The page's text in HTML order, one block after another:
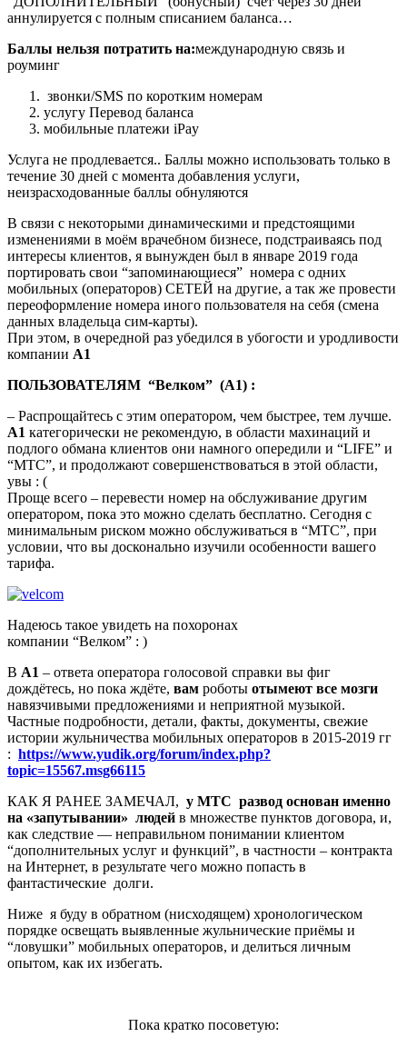
аннулируется с полным списанием баланса…
Баллы нельзя потратить на:международную связь и
роуминг
звонки/SMS по коротким номерам
услугу Перевод баланса
мобильные платежи iPay
Услуга не продлевается.. Баллы можно использовать только в
течение 30 дней с момента добавления услуги,
неизрасходованные баллы обнуляются
В связи с некоторыми динамическими и предстоящими
изменениями в моём врачебном бизнесе, подстраиваясь под
интересы клиентов, я вынужден был в январе 2019 года
портировать свои “запоминающиеся” номера с одних
мобильных (операторов) СЕТЕЙ на другие, а так же провести
переоформление номера иного пользователя на себя (смена
данных владельца сим-карты).
При этом, в очередной раз убедился в убогости и уродливости
компании А1
ПОЛЬЗОВАТЕЛЯМ “Велком” (А1) :
– Распрощайтесь с этим оператором, чем быстрее, тем лучше.
А1 категорически не рекомендую, в области махинаций и
подлого обмана клиентов они намного опередили и “LIFE” и
“МТС”, и продолжают совершенствоваться в этой области,
увы : (
Проще всего – перевести номер на обслуживание другим
оператором, пока это можно сделать бесплатно. Сегодня с
минимальным риском можно обслуживаться в “МТС”, при
условии, что вы досконально изучили особенности вашего
тарифа.
Надеюсь такое увидеть на похоронах
компании “Велком” : )
В А1 – ответа оператора голосовой справки вы фиг
дождётесь, но пока ждёте, вам роботы отымеют все мозги
навязчивыми предложениями и неприятной музыкой.
Частные подробности, детали, факты, документы, свежие
истории жульничества мобильных операторов в 2015-2019 гг
: https://www.yudik.org/forum/index.php?
topic=15567.msg66115
КАК Я РАНЕЕ ЗАМЕЧАЛ, у МТС развод основан именно
на «запутывании» людей в множестве пунктов договора, и,
как следствие — неправильном понимании клиентом
“дополнительных услуг и функций”, в частности – контракта
на Интернет, в результате чего можно попасть в
фантастические долги.
Ниже я буду в обратном (нисходящем) хронологическом
порядке освещать выявленные жульнические приёмы и
“ловушки” мобильных операторов, и делиться личным
опытом, как их избегать.
Пока кратко посоветую: